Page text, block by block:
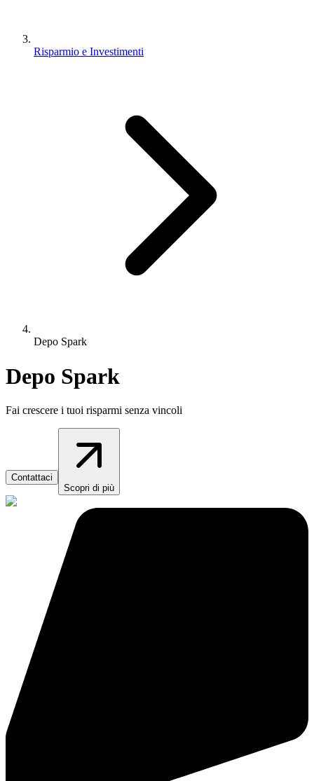
Risparmio e Investimenti
Depo Spark
Depo Spark
Fai crescere i tuoi risparmi senza vincoli
Contattaci
Scopri di più